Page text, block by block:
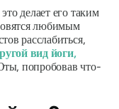
делает его таким
любимым
расслабиться,
вид йоги,
попробовав что-